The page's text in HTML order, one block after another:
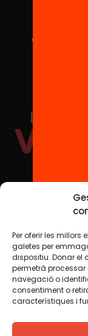
Per oferir les millors
galetes per
dispositiu. Donar el
permetrà
navegació o
consentiment o
característiques i
Redes
TWT YTB IG
Aviso legal
Creemos que el